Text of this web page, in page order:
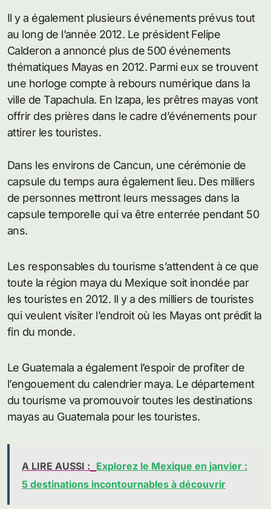
Il y a également plusieurs événements prévus tout
au long de l’année 2012. Le président Felipe
Calderon a annoncé plus de 500 événements
thématiques Mayas en 2012. Parmi eux se trouvent
une horloge compte à rebours numérique dans la
ville de Tapachula. En Izapa, les prêtres mayas vont
offrir des prières dans le cadre d’événements pour
attirer les touristes.
Dans les environs de Cancun, une cérémonie de
capsule du temps aura également lieu. Des milliers
de personnes mettront leurs messages dans la
capsule temporelle qui va être enterrée pendant 50
ans.
Les responsables du tourisme s’attendent à ce que
toute la région maya du Mexique soit inondée par
les touristes en 2012. Il y a des milliers de touristes
qui veulent visiter l’endroit où les Mayas ont prédit la
fin du monde.
Le Guatemala a également l’espoir de profiter de
l’engouement du calendrier maya. Le département
du tourisme va promouvoir toutes les destinations
mayas au Guatemala pour les touristes.
A LIRE AUSSI : Explorez le Mexique en janvier :
5 destinations incontournables à découvrir